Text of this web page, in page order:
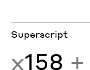
Superscript
x158